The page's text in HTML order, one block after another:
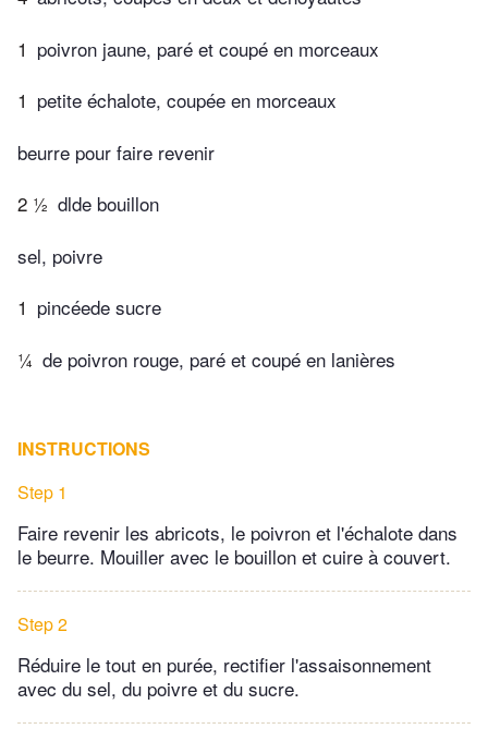
1 poivron jaune, paré et coupé en morceaux
1 petite échalote, coupée en morceaux
beurre pour faire revenir
2 ½ dlde bouillon
sel, poivre
1 pincéede sucre
¼ de poivron rouge, paré et coupé en lanières
INSTRUCTIONS
Step 1
Faire revenir les abricots, le poivron et l'échalote dans
le beurre. Mouiller avec le bouillon et cuire à couvert.
Step 2
Réduire le tout en purée, rectifier l'assaisonnement
avec du sel, du poivre et du sucre.